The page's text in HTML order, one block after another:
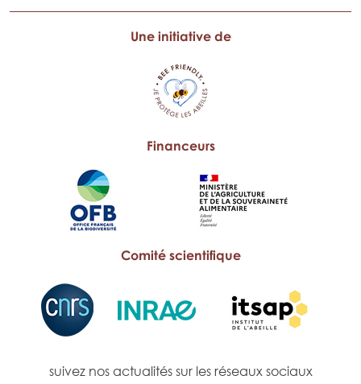
Une initiative de
Financeurs
Comité scientifique
suivez nos actualités sur les réseaux sociaux